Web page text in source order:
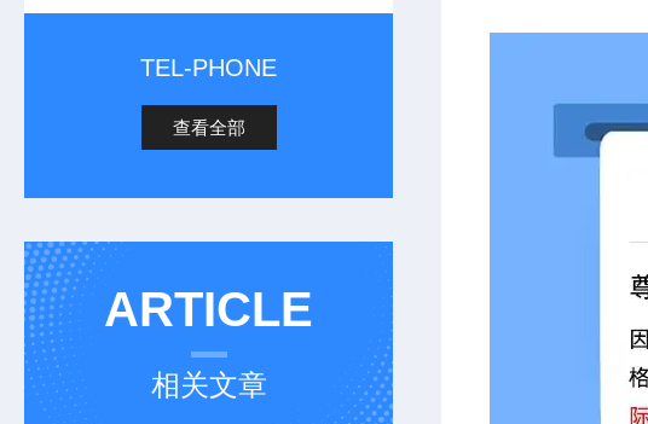
TEL-PHONE
查看全部
ARTICLE
相关文章